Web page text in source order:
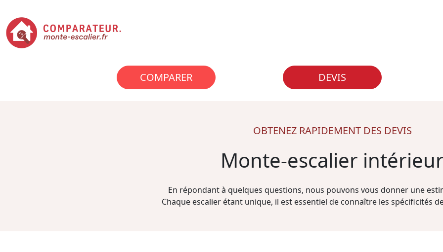
COMPARER DEVIS
OBTENEZ RAPIDEMENT DES DEVIS
Monte-escalier
En répondant à quelques questions, nous pouvons vous donner une
Chaque escalier étant unique, il est essentiel de connaître les spécificités